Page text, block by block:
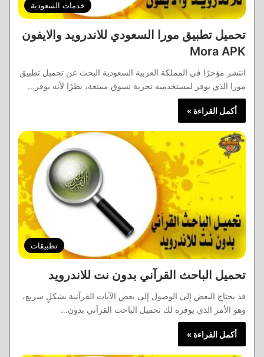
خدمات السعودية
تحميل تطبيق مورا السعودي للاندرويد والايفون
Mora APK
انتشر مؤخرًا في المملكة العربية السعودية البحث عن تحميل تطبيق
مورا الذي يوفر لمستخدميه تجربة تسوق ممتعة، نظرًا لأنه يوفر…
أكمل القراءة »
تطبيقات
تحميل الباحث القرآني بدون نت للاندرويد
قد يحتاج البعض إلى الوصول إلى بعض الآيات القرآنية بشكلٍ سريع،
وهو الأمر الذي يوفره لك تحميل الباحث القرآني بدون…
أكمل القراءة »